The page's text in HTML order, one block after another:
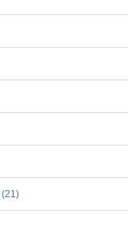
(21)